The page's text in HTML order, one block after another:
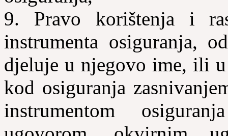
9. Pravo korištenja i
instrumenta osiguranja,
djeluje u njegovo ime, ili
kod osiguranja
instrumentom